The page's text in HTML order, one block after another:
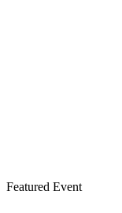
Featured Event